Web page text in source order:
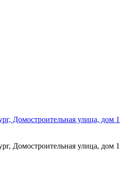
Домостроительная улица, дом 1
Домостроительная улица, дом 1